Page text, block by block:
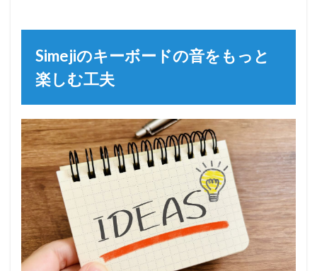
Simejiのキーボードの音をもっと
楽しむ工夫